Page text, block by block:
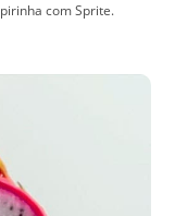
com Sprite.